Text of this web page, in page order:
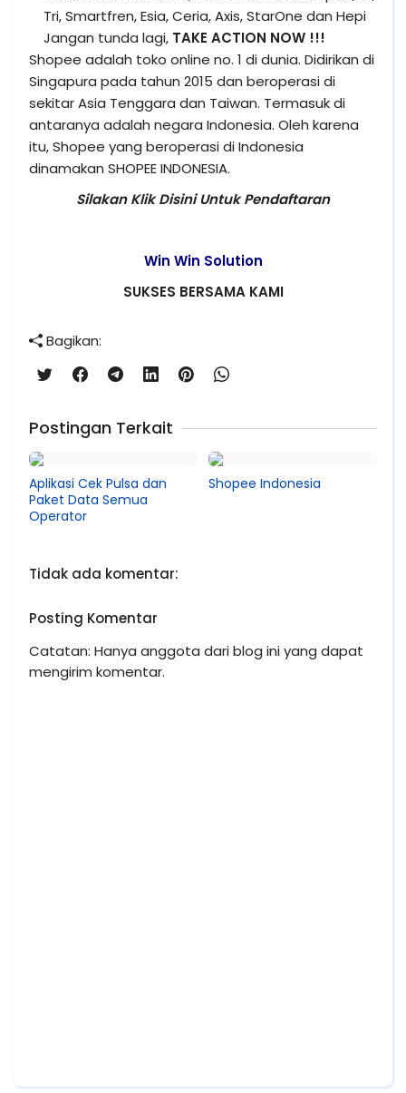
Tri, Smartfren, Esia, Ceria, Axis, StarOne dan Hepi
Jangan tunda lagi, TAKE ACTION NOW !!!
Shopee adalah toko online no. 1 di dunia. Didirikan di
Singapura pada tahun 2015 dan beroperasi di
sekitar Asia Tenggara dan Taiwan. Termasuk di
antaranya adalah negara Indonesia. Oleh karena
itu, Shopee yang beroperasi di Indonesia
dinamakan SHOPEE INDONESIA.
Silakan Klik Disini Untuk Pendaftaran
Win Win Solution
SUKSES BERSAMA KAMI
Bagikan:
Postingan Terkait
Aplikasi Cek Pulsa dan
Paket Data Semua
Operator
Shopee Indonesia
Tidak ada komentar:
Posting Komentar
Catatan: Hanya anggota dari blog ini yang dapat
mengirim komentar.